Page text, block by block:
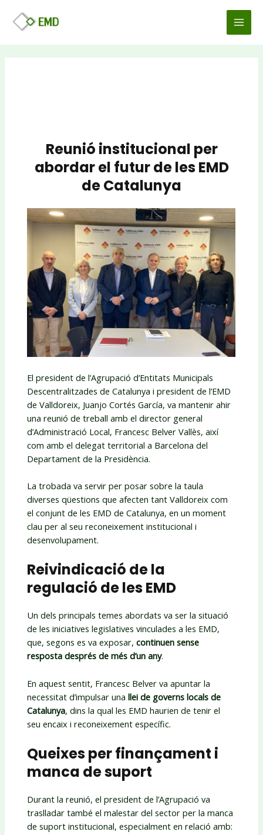
contingut
Reunió institucional per
abordar el futur de les EMD
de Catalunya
El president de l’Agrupació d’Entitats Municipals
Descentralitzades de Catalunya i president de l’EMD
de Valldoreix, Juanjo Cortés García, va mantenir ahir
una reunió de treball amb el director general
d’Administració Local, Francesc Belver Vallès, així
com amb el delegat territorial a Barcelona del
Departament de la Presidència.
La trobada va servir per posar sobre la taula
diverses qüestions que afecten tant Valldoreix com
el conjunt de les EMD de Catalunya, en un moment
clau per al seu reconeixement institucional i
desenvolupament.
Reivindicació de la
regulació de les EMD
Un dels principals temes abordats va ser la situació
de les iniciatives legislatives vinculades a les EMD,
que, segons es va exposar,continuen sense
resposta després de més d’un any.
En aquest sentit, Francesc Belver va apuntar la
necessitat d’impulsar unallei de governs locals de
Catalunya, dins la qual les EMD haurien de tenir el
seu encaix i reconeixement específic.
Queixes per finançament i
manca de suport
Durant la reunió, el president de l’Agrupació va
traslladar també el malestar del sector per la manca
de suport institucional, especialment en relació amb:
d'entrades